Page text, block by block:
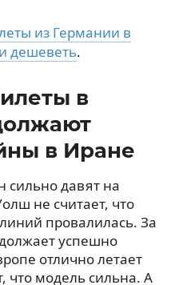
из Германии в
дешеветь.
в
в Иране
сильно давят на
не считает, что
провалилась. За
успешно
отлично летает
что модель сильна. А